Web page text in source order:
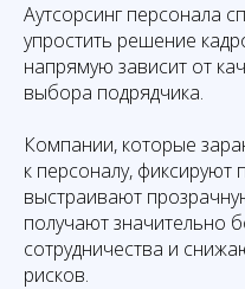
Аутсорсинг персонала
упростить решение
напрямую зависит от
выбора подрядчика.
Компании, которые
к персоналу, фиксируют
выстраивают
получают значительно
сотрудничества и
рисков.